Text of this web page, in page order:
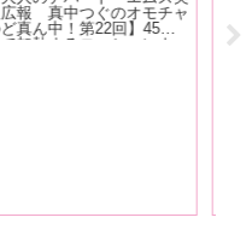
！】表紙はS1デビューの
然Hカップインフルエンサ
・うんぱい！インタビュー
く
「